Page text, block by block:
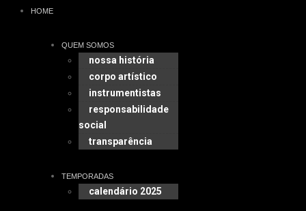
HOME
QUEM SOMOS
nossa história
corpo artístico
instrumentistas
responsabilidade
social
transparência
TEMPORADAS
calendário 2025